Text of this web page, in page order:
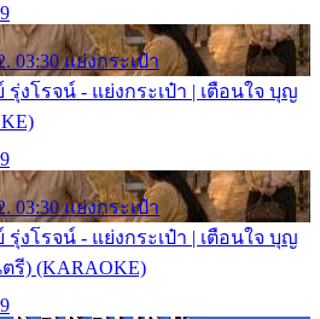
03:30 แย่งกระเป๋า
รุ่งโรจน์ - แย่งกระเป๋า | เตือนใจ บุญ
03:30 แย่งกระเป๋า
รุ่งโรจน์ - แย่งกระเป๋า | เตือนใจ บุญ
รี) (KARAOKE)